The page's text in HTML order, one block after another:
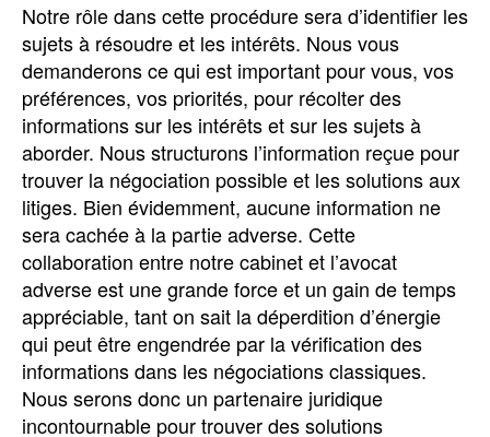
Notre rôle dans cette procédure sera d’identifier les
sujets à résoudre et les intérêts. Nous vous
demanderons ce qui est important pour vous, vos
préférences, vos priorités, pour récolter des
informations sur les intérêts et sur les sujets à
aborder. Nous structurons l’information reçue pour
trouver la négociation possible et les solutions aux
litiges. Bien évidemment, aucune information ne
sera cachée à la partie adverse. Cette
collaboration entre notre cabinet et l’avocat
adverse est une grande force et un gain de temps
appréciable, tant on sait la déperdition d’énergie
qui peut être engendrée par la vérification des
informations dans les négociations classiques.
Nous serons donc un partenaire juridique
incontournable pour trouver des solutions